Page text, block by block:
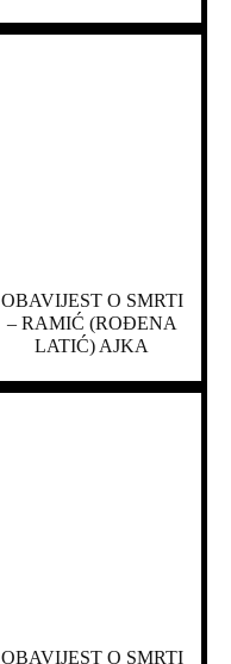
OBAVIJEST O SMRTI
– RAMIĆ (ROĐENA
LATIĆ) AJKA
OBAVIJEST O SMRTI